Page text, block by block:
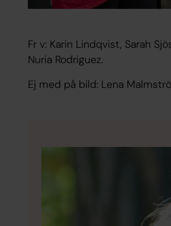
Fr v: Karin Lindqvist, Sarah
Nuria Rodriguez.
Ej med på bild: Lena